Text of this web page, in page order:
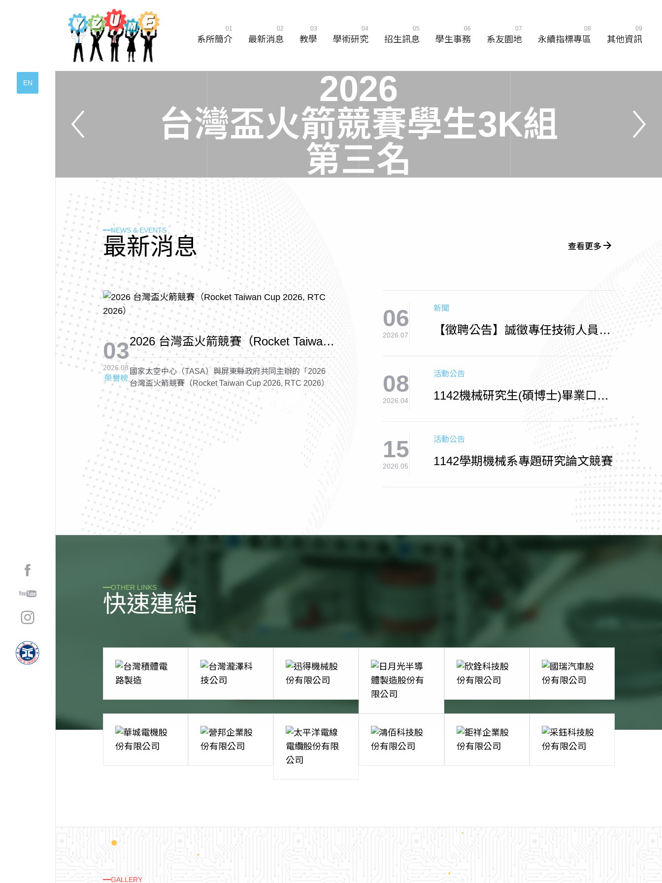
01
系所簡介
02
最新消息
03
教學
04
學術研究
05
招生訊息
06
學生事務
07
系友園地
08
永續指標專區
09
其他資訊
2026
台灣盃火箭競賽學生3K組
第三名
NEWS & EVENTS
最新消息 查看更多
03
2026.08
榮譽榜
2026 台灣盃火箭競賽（Rocket Taiwan
Cup 2026, RTC 2026）
國家太空中心（TASA）與屏東縣政府共同主辦的「2026
台灣盃火箭競賽（Rocket Taiwan Cup 2026, RTC 2026）
06
2026.07
新聞
【徵聘公告】誠徵專任技術人員
08
2026.04
活動公告
1142機械研究生(碩博士)畢業口試
15
2026.05
活動公告
1142學期機械系專題研究論文競賽
OTHER LINKS
快速連結
GALLERY
EN